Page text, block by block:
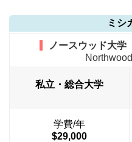
ミシ
ノースウッド大
私立・総合大学
学費/年
$29,000